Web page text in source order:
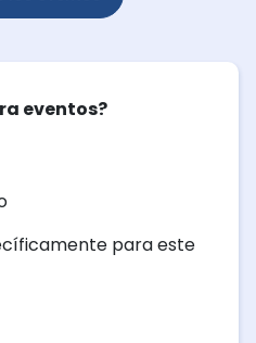
eventos?
para este